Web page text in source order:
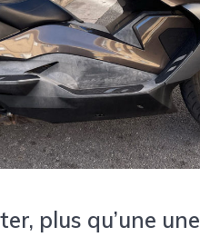
plus qu’une une